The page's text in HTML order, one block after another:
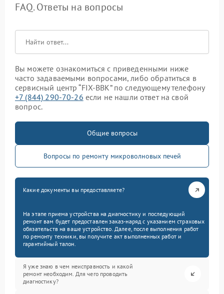
FAQ. Ответы на вопросы
Вы можете ознакомиться с приведенными ниже
часто задаваемыми вопросами, либо обратиться в
сервисный центр “FIX-BBK” по следующему телефону
+7 (844) 290-70-26 если не нашли ответ на свой
вопрос.
Общие вопросы
Вопросы по ремонту микроволновых печей
Какие документы вы предоставляете?
На этапе приема устройства на диагностику и последующий
ремонт вам будет предоставлен заказ-наряд с указанием страховых
обязательств на ваше устройство. Далее, после выполнения работ
по ремонту техники, вы получите акт выполненных работ и
гарантийный талон.
Я уже знаю в чем неисправность и какой
ремонт необходим. Для чего проводить
диагностику?